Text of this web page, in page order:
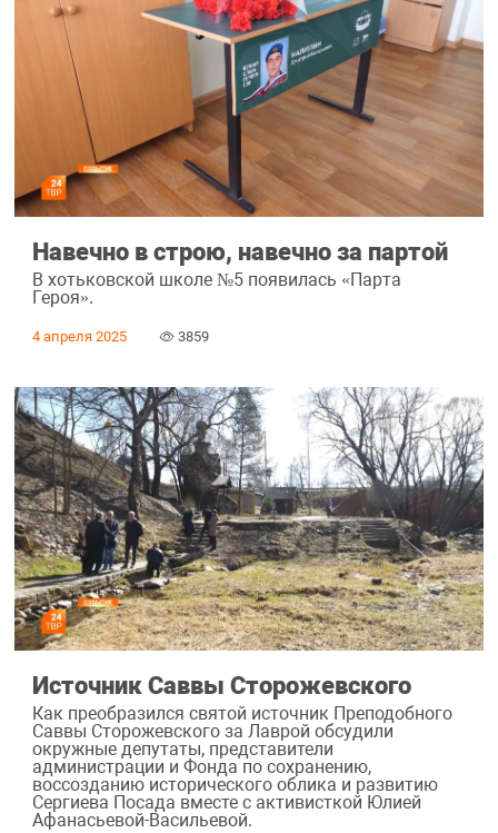
Навечно в строю, навечно за партой
В хотьковской школе №5 появилась «Парта
Героя».
4 апреля 2025 3859
Источник Саввы Сторожевского
Как преобразился святой источник Преподобного
Саввы Сторожевского за Лаврой обсудили
окружные депутаты, представители
администрации и Фонда по сохранению,
воссозданию исторического облика и развитию
Сергиева Посада вместе с активисткой Юлией
Афанасьевой-Васильевой.